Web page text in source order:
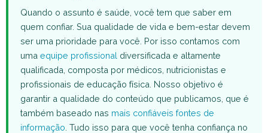
Quando o assunto é saúde, você tem que saber em
quem confiar. Sua qualidade de vida e bem-estar devem
ser uma prioridade para você. Por isso contamos com
uma equipe profissional diversificada e altamente
qualificada, composta por médicos, nutricionistas e
profissionais de educação física. Nosso objetivo é
garantir a qualidade do conteúdo que publicamos, que é
também baseado nas mais confiáveis fontes de
informação . Tudo isso para que você tenha confiança no